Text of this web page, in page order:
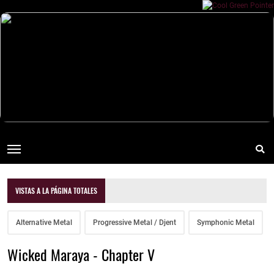
VISTAS A LA PÁGINA TOTALES
Alternative Metal Progressive Metal / Djent Symphonic Metal
Wicked Maraya - Chapter V